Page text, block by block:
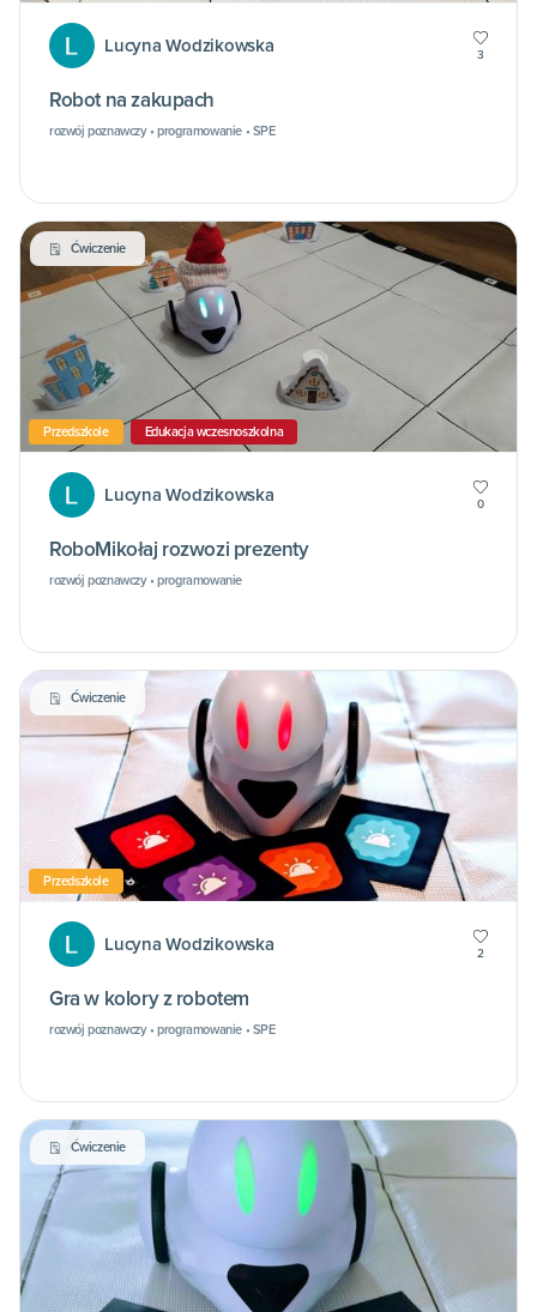
Lucyna Wodzikowska 3
Robot na zakupach
rozwój poznawczy • programowanie • SPE
Ćwiczenie
Przedszkole Edukacja wczesnoszkolna
Lucyna Wodzikowska 0
RoboMikołaj rozwozi prezenty
rozwój poznawczy • programowanie
Ćwiczenie
Przedszkole
Lucyna Wodzikowska 2
Gra w kolory z robotem
rozwój poznawczy • programowanie • SPE
Ćwiczenie